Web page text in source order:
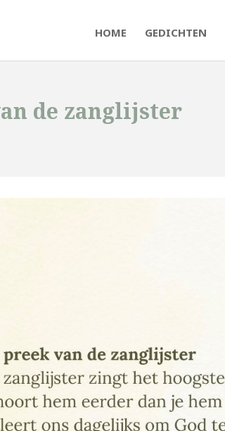
HOME GEDICHTEN
de zanglijster